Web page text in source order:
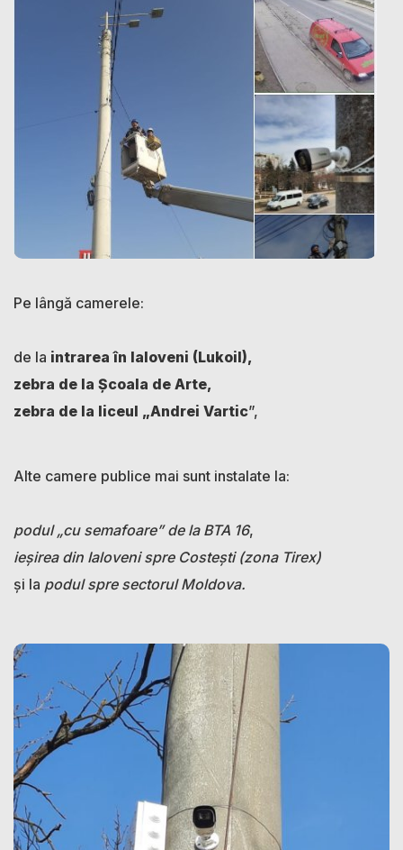
Pe lângă camerele:
de la intrarea în Ialoveni (Lukoil),
zebra de la Școala de Arte,
zebra de la liceul „Andrei Vartic”,
Alte camere publice mai sunt instalate la:
podul „cu semafoare” de la BTA 16,
ieșirea din Ialoveni spre Costești (zona Tirex)
și la podul spre sectorul Moldova.